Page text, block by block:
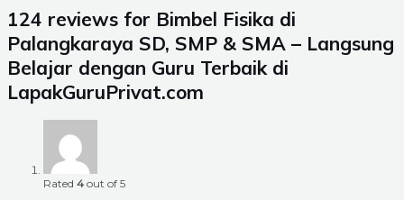
124 reviews for Bimbel Fisika di
Palangkaraya SD, SMP & SMA – Langsung
Belajar dengan Guru Terbaik di
LapakGuruPrivat.com
Rated 4 out of 5